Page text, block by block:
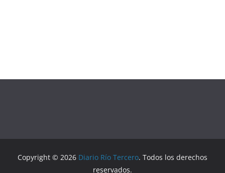
Copyright © 2026 Diario Río Tercero. Todos los derechos
reservados.